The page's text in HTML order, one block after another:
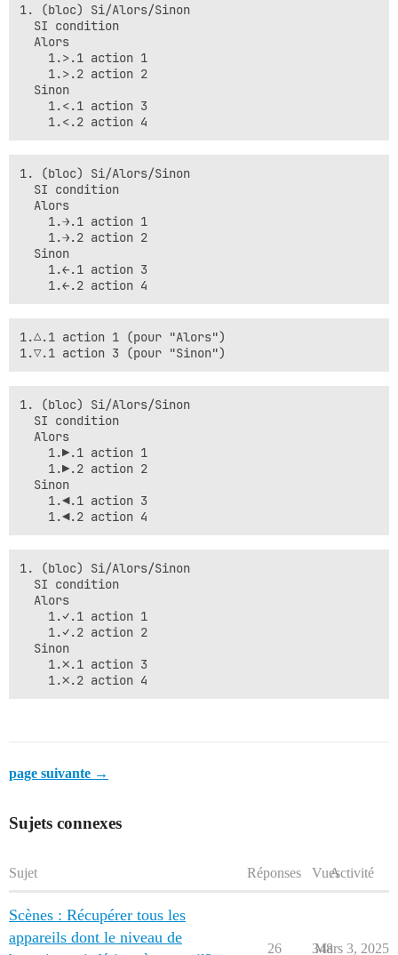
1. (bloc) Si/Alors/Sinon
  SI condition
  Alors
    1.>.1 action 1
    1.>.2 action 2
  Sinon
    1.<.1 action 3
1. (bloc) Si/Alors/Sinon
  SI condition
  Alors
    1.→.1 action 1
    1.→.2 action 2
  Sinon
    1.←.1 action 3
1.△.1 action 1 (pour "Alors")
1. (bloc) Si/Alors/Sinon
  SI condition
  Alors
    1.▶.1 action 1
    1.▶.2 action 2
  Sinon
    1.◀.1 action 3
1. (bloc) Si/Alors/Sinon
  SI condition
  Alors
    1.✓.1 action 1
    1.✓.2 action 2
  Sinon
    1.✗.1 action 3
page suivante →
Sujets connexes
Sujet Réponses VuesActivité
Scènes : Récupérer tous les
appareils dont le niveau de
26 348
Mars 3, 2025